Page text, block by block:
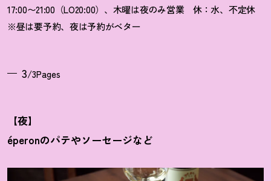
17:00〜21:00（LO20:00）、木曜は夜のみ営業 休：水、不定休
※昼は要予約、夜は予約がベター
3/3Pages
【夜】
éperonのパテやソーセージなど